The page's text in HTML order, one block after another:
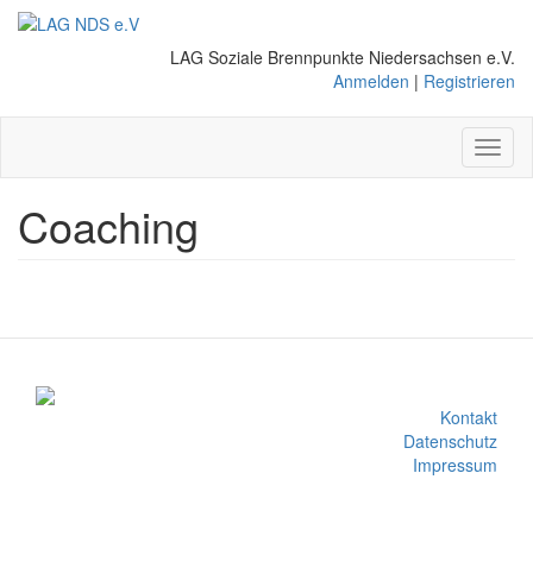
Direkt
zum
LAG Soziale Brennpunkte Niedersachsen e.V.
Anmelden | Registrieren
Coaching
Kontakt
Datenschutz
Impressum